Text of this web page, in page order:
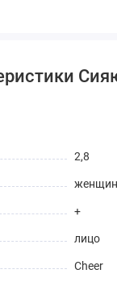
2,8
+
лицо
Cheer